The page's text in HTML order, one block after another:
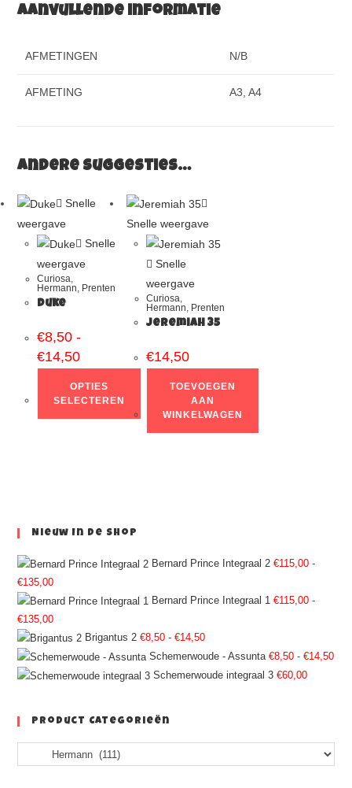
Aanvullende informatie
AFMETINGEN N/B
AFMETING A3, A4
Andere suggesties…
Snelle
weergave
Snelle
weergave
Curiosa
Hermann Prenten
Duke
€8,50 -
€14,50
OPTIES
SELECTEREN
Snelle weergave
Snelle
weergave
Curiosa
Hermann Prenten
Jeremiah 35
€14,50
TOEVOEGEN
AAN
WINKELWAGEN
Nieuw In De Shop
Bernard Prince Integraal 2 €115,00 -
€135,00
Bernard Prince Integraal 1 €115,00 -
€135,00
Brigantus 2 €8,50 - €14,50
Schemerwoude - Assunta €8,50 - €14,50
Schemerwoude integraal 3 €60,00
Product Categorieën